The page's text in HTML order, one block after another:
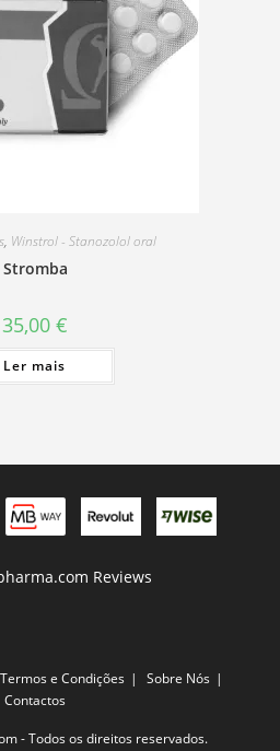
, Winstrol - Stanozolol oral
Stromba
35,00 €
Ler mais
Reviews
Termos e Condições
Sobre Nós
Contactos
- Todos os direitos reservados.